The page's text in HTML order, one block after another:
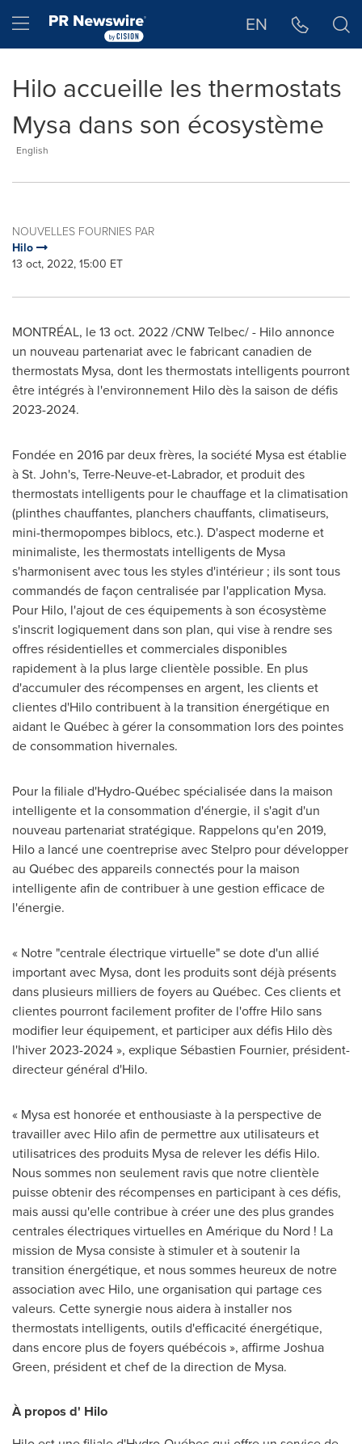
Hamburger menu EN
Hilo accueille les thermostats
Mysa dans son écosystème
English
NOUVELLES FOURNIES PAR
Hilo
13 oct, 2022, 15:00 ET
MONTRÉAL, le13 oct. 2022/CNW Telbec/ - Hiloannonce
un nouveau partenariat avec le fabricant canadien de
thermostats Mysa, dont les thermostats intelligents pourront
être intégrés à l'environnement Hilodès la saison de défis
2023-2024.
Fondée en 2016 par deux frères, la société Mysa est établie
àSt. John's, Terre-Neuve-et-Labrador, et produit des
thermostats intelligents pour le chauffage et la climatisation
(plinthes chauffantes, planchers chauffants, climatiseurs,
mini-thermopompes biblocs, etc.). D'aspect moderne et
minimaliste, les thermostats intelligents de Mysa
s'harmonisent avec tous les styles d'intérieur ; ils sont tous
commandés de façon centralisée par l'application Mysa.
Pour Hilo, l'ajout de ces équipements à son écosystème
s'inscrit logiquement dans son plan, qui vise à rendre ses
offres résidentielles et commerciales disponibles
rapidement à la plus large clientèle possible. En plus
d'accumuler des récompenses en argent, les clients et
clientes d'Hilocontribuent à la transition énergétique en
aidant le Québec à gérer la consommation lors des pointes
de consommation hivernales.
Pour la filiale d'Hydro-Québec spécialisée dans la maison
intelligente et la consommation d'énergie, il s'agit d'un
nouveau partenariat stratégique. Rappelons qu'en 2019,
Hiloa lancé une coentreprise avec Stelpro pour développer
au Québec des appareils connectés pour la maison
intelligente afin de contribuer à une gestion efficace de
l'énergie.
« Notre "centrale électrique virtuelle" se dote d'un allié
important avec Mysa, dont les produits sont déjà présents
dans plusieurs milliers de foyers au Québec. Ces clients et
clientes pourront facilement profiter de l'offre Hilosans
modifier leur équipement, et participer aux défis Hilodès
l'hiver 2023-2024 », explique Sébastien Fournier, président-
directeur général d'Hilo.
« Mysa est honorée et enthousiaste à la perspective de
travailler avec Hiloafin de permettre aux utilisateurs et
utilisatrices des produits Mysa de relever les défis Hilo.
Nous sommes non seulement ravis que notre clientèle
puisse obtenir des récompenses en participant à ces défis,
mais aussi qu'elle contribue à créer une des plus grandes
centrales électriques virtuelles en Amérique du Nord ! La
mission de Mysa consiste à stimuler et à soutenir la
transition énergétique, et nous sommes heureux de notre
association avec Hilo, une organisation qui partage ces
valeurs. Cette synergie nous aidera à installer nos
thermostats intelligents, outils d'efficacité énergétique,
dans encore plus de foyers québécois », affirmeJoshua
Green, président et chef de la direction de Mysa.
À propos d' Hilo